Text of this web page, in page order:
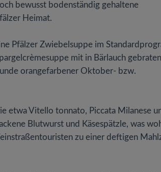
bewusst bodenständig gehaltene
Heimat.
Pfälzer Zwiebelsuppe im
mit in Bärlauch
orangefarbener Oktober- bzw.
etwa Vitello tonnato, Piccata Milanese
Blutwurst und Käsespätzle, was
zu einer deftigen